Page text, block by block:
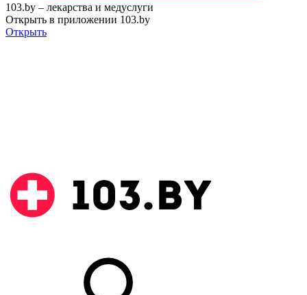
103.by – лекарства и медуслуги
Открыть в приложении 103.by
Открыть